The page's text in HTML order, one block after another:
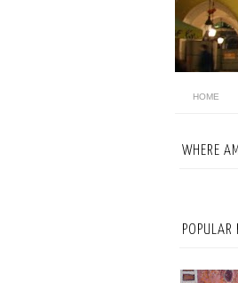
HOME
WHERE
POPULAR